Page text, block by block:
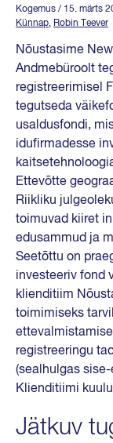
Kogemus / 15. märts
Künnap, Robin Teever
Nõustasime
Andmebüroolt
registreerimisel
tegutseda
usaldusfondi,
idufirmadesse
Ettevõtte
Riikliku
toimuvad kiiret
edusammud ja
Seetõttu on
investeeriv fond
klienditiim
toimimiseks
registreeringu
(sealhulgas
Klienditiimi
Jätkuv